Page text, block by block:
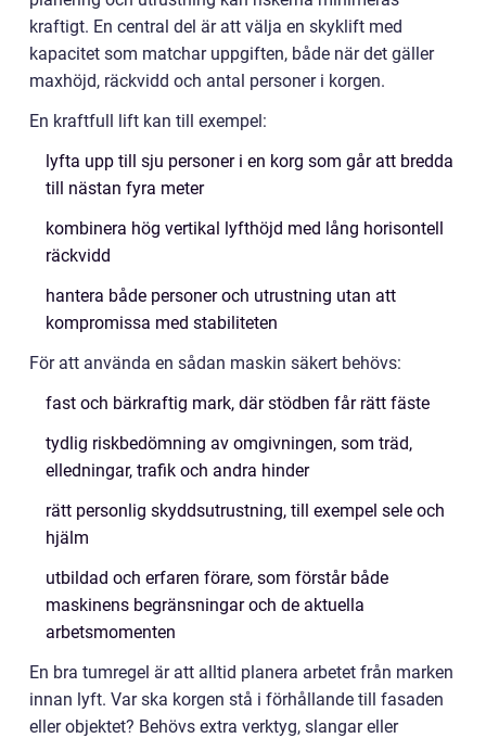
kraftigt. En central del är att välja en skyklift med
kapacitet som matchar uppgiften, både när det gäller
maxhöjd, räckvidd och antal personer i korgen.
En kraftfull lift kan till exempel:
lyfta upp till sju personer i en korg som går att bredda
till nästan fyra meter
kombinera hög vertikal lyfthöjd med lång horisontell
räckvidd
hantera både personer och utrustning utan att
kompromissa med stabiliteten
För att använda en sådan maskin säkert behövs:
fast och bärkraftig mark, där stödben får rätt fäste
tydlig riskbedömning av omgivningen, som träd,
elledningar, trafik och andra hinder
rätt personlig skyddsutrustning, till exempel sele och
hjälm
utbildad och erfaren förare, som förstår både
maskinens begränsningar och de aktuella
arbetsmomenten
En bra tumregel är att alltid planera arbetet från marken
innan lyft. Var ska korgen stå i förhållande till fasaden
eller objektet? Behövs extra verktyg, slangar eller